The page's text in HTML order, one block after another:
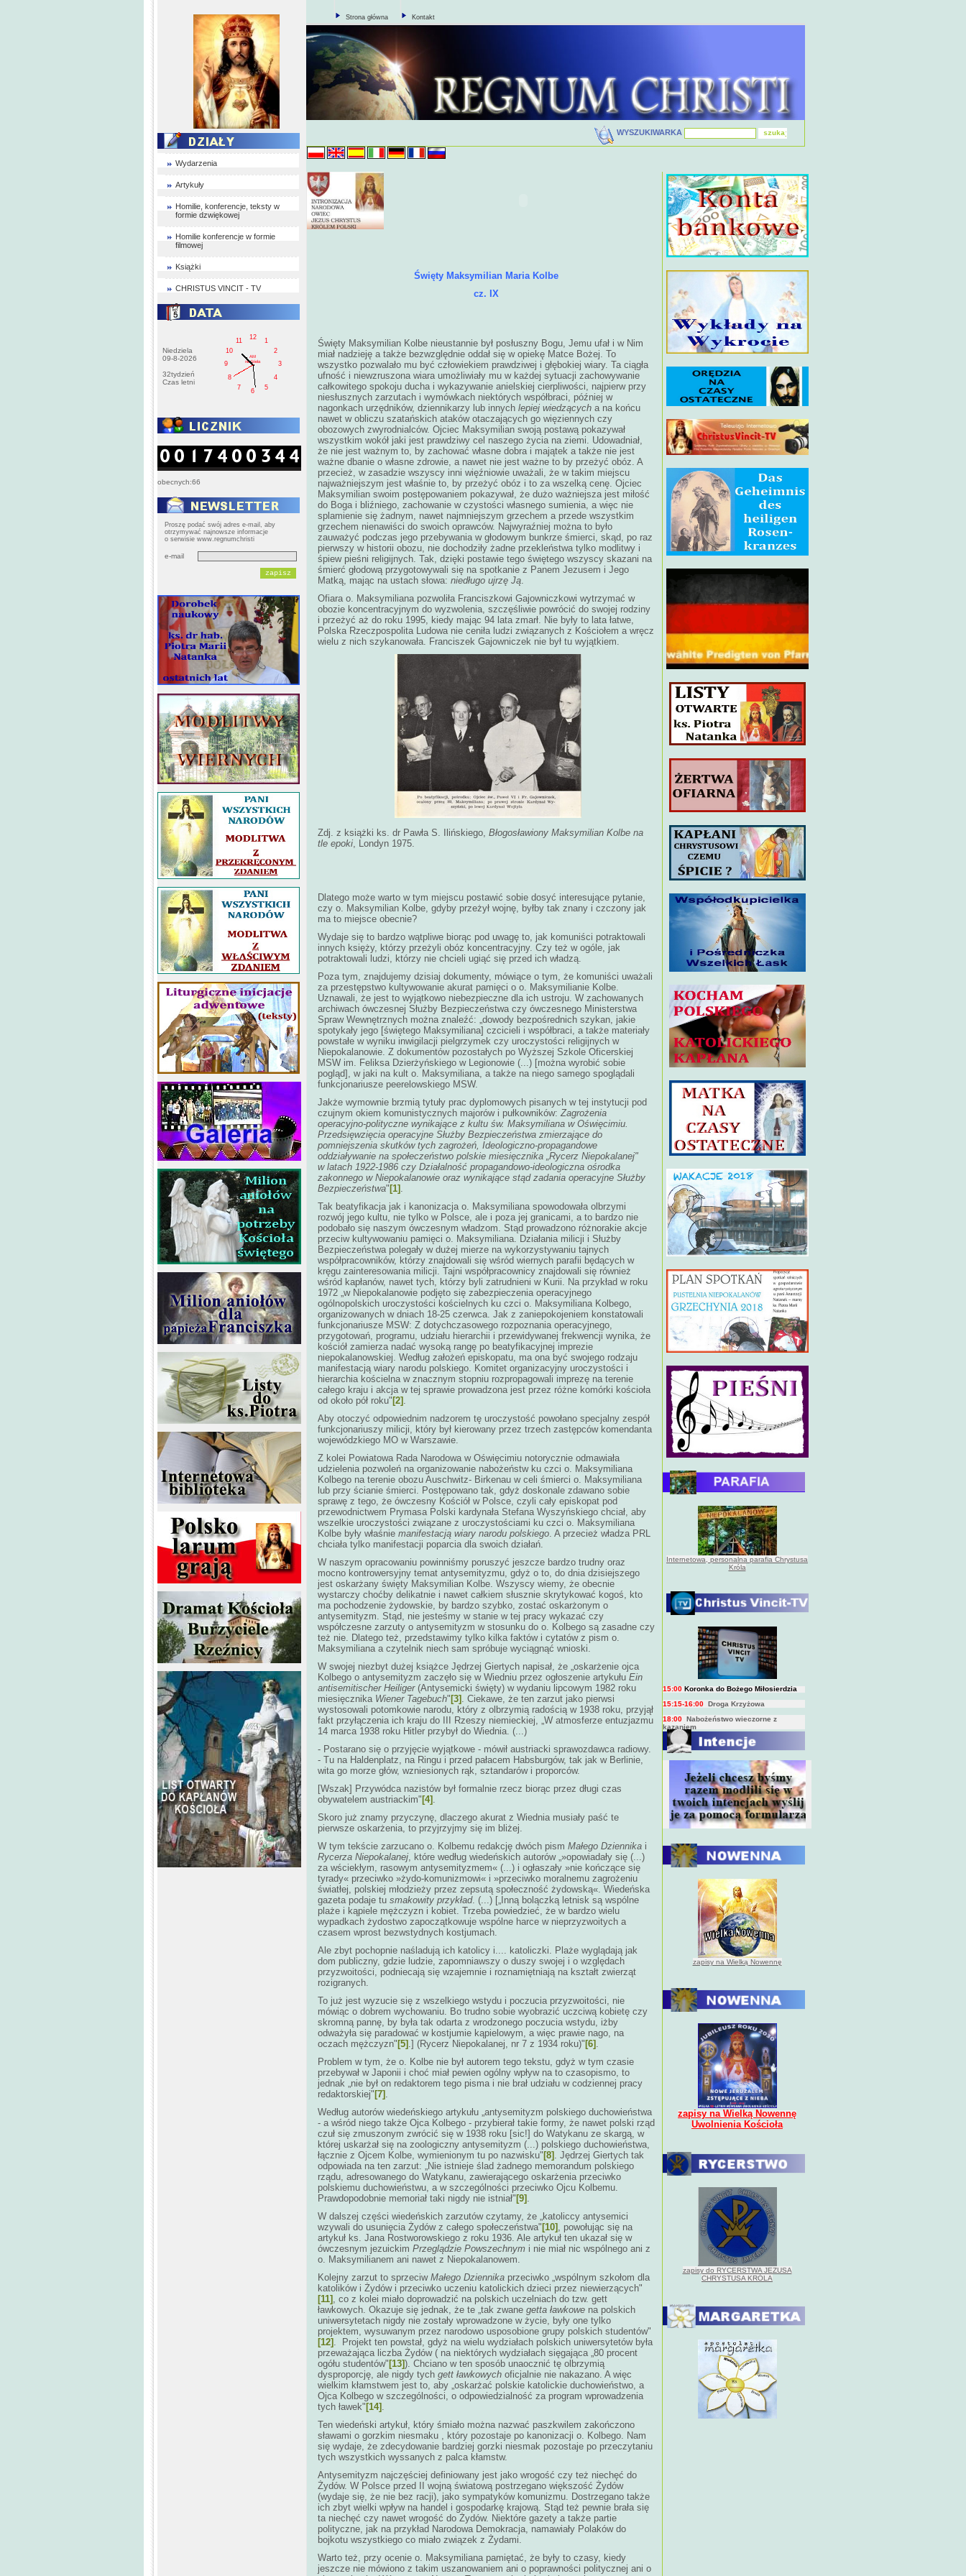
Wydarzenia
Artykuły
Homilie, konferencje, teksty w
formie dzwiękowej
Homilie konferencje w formie
filmowej
Książki
CHRISTUS VINCIT - TV
Niedziela
09-8-2026
32tydzień
Czas letni
1
2
3
4
5
6
7
8
9
10
11
12
AM
niedziela
obecnych:66
Proszę podać swój adres e-mail, aby
otrzymywać najnowsze informacje
o serwisie www.regnumchristi
e-mail
Strona główna Kontakt
WYSZUKIWARKA
Święty Maksymilian Maria Kolbe
cz. IX
Święty Maksymilian Kolbe nieustannie był posłuszny Bogu, Jemu ufał i w Nim
miał nadzieję a także bezwzględnie oddał się w opiekę Matce Bożej. To
wszystko pozwalało mu być człowiekiem prawdziwej i głębokiej wiary. Ta ciągła
ufność i niewzruszona wiara umożliwiały mu w każdej sytuacji zachowywanie
całkowitego spokoju ducha i wykazywanie anielskiej cierpliwości, najpierw przy
niesłusznych zarzutach i wymówkach niektórych współbraci, później w
nagonkach urzędników, dziennikarzy lub innych lepiej wiedzących a na końcu
nawet w obliczu szatańskich ataków otaczających go więziennych czy
obozowych zwyrodnialców. Ojciec Maksymilian swoją postawą pokazywał
wszystkim wokół jaki jest prawdziwy cel naszego życia na ziemi. Udowadniał,
że nie jest ważnym to, by zachować własne dobra i majątek a także nie jest
ważne dbanie o własne zdrowie, a nawet nie jest ważne to by przeżyć obóz. A
przecież, w zasadzie wszyscy inni więźniowie uważali, że w takim miejscu
najważniejszym jest właśnie to, by przeżyć obóz i to za wszelką cenę. Ojciec
Maksymilian swoim postępowaniem pokazywał, że dużo ważniejsza jest miłość
do Boga i bliźniego, zachowanie w czystości własnego sumienia, a więc nie
splamienie się żadnym, nawet najmniejszym grzechem a przede wszystkim
grzechem nienawiści do swoich oprawców. Najwyraźniej można to było
zauważyć podczas jego przebywania w głodowym bunkrze śmierci, skąd, po raz
pierwszy w historii obozu, nie dochodziły żadne przekleństwa tylko modlitwy i
śpiew pieśni religijnych. Tak, dzięki postawie tego świętego wszyscy skazani na
śmierć głodową przygotowywali się na spotkanie z Panem Jezusem i Jego
Matką, mając na ustach słowa: niedługo ujrzę Ją.
Ofiara o. Maksymiliana pozwoliła Franciszkowi Gajowniczkowi wytrzymać w
obozie koncentracyjnym do wyzwolenia, szczęśliwie powrócić do swojej rodziny
i przeżyć aż do roku 1995, kiedy mając 94 lata zmarł. Nie były to lata łatwe,
Polska Rzeczpospolita Ludowa nie ceniła ludzi związanych z Kościołem a wręcz
wielu z nich szykanowała. Franciszek Gajowniczek nie był tu wyjątkiem.
Zdj. z książki ks. dr Pawła S. Ilińskiego, Błogosławiony Maksymilian Kolbe na
tle epoki, Londyn 1975.
Dlatego może warto w tym miejscu postawić sobie dosyć interesujące pytanie,
czy o. Maksymilian Kolbe, gdyby przeżył wojnę, byłby tak znany i czczony jak
ma to miejsce obecnie?
Wydaje się to bardzo wątpliwe biorąc pod uwagę to, jak komuniści potraktowali
innych księży, którzy przeżyli obóz koncentracyjny. Czy też w ogóle, jak
potraktowali ludzi, którzy nie chcieli ugiąć się przed ich władzą.
Poza tym, znajdujemy dzisiaj dokumenty, mówiące o tym, że komuniści uważali
za przestępstwo kultywowanie akurat pamięci o o. Maksymilianie Kolbe.
Uznawali, że jest to wyjątkowo niebezpieczne dla ich ustroju. W zachowanych
archiwach ówczesnej Służby Bezpieczeństwa czy ówczesnego Ministerstwa
Spraw Wewnętrznych można znaleźć: „dowody bezpośrednich szykan, jakie
spotykały jego [świętego Maksymiliana] czcicieli i współbraci, a także materiały
powstałe w wyniku inwigilacji pielgrzymek czy uroczystości religijnych w
Niepokalanowie. Z dokumentów pozostałych po Wyższej Szkole Oficerskiej
MSW im. Feliksa Dzierżyńskiego w Legionowie (...) [można wyrobić sobie
pogląd], w jaki na kult o. Maksymiliana, a także na niego samego spoglądali
funkcjonariusze peerelowskiego MSW.
Jakże wymownie brzmią tytuły prac dyplomowych pisanych w tej instytucji pod
czujnym okiem komunistycznych majorów i pułkowników: Zagrożenia
operacyjno-polityczne wynikające z kultu św. Maksymiliana w Oświęcimiu.
Przedsięwzięcia operacyjne Służby Bezpieczeństwa zmierzające do
pomniejszenia skutków tych zagrożeń, Ideologiczno-propagandowe
oddziaływanie na społeczeństwo polskie miesięcznika „Rycerz Niepokalanej"
w latach 1922-1986 czy Działalność propagandowo-ideologiczna ośrodka
zakonnego w Niepokalanowie oraz wynikające stąd zadania operacyjne Służby
Bezpieczeństwa" [1] .
Tak beatyfikacja jak i kanonizacja o. Maksymiliana spowodowała olbrzymi
rozwój jego kultu, nie tylko w Polsce, ale i poza jej granicami, a to bardzo nie
podobało się naszym ówczesnym władzom. Stąd prowadzono różnorakie akcje
przeciw kultywowaniu pamięci o. Maksymiliana. Działania milicji i Służby
Bezpieczeństwa polegały w dużej mierze na wykorzystywaniu tajnych
współpracowników, którzy znajdowali się wśród wiernych parafii będących w
kręgu zainteresowania milicji. Tajni współpracownicy znajdowali się również
wśród kapłanów, nawet tych, którzy byli zatrudnieni w Kurii. Na przykład w roku
1972 „w Niepokalanowie podjęto się zabezpieczenia operacyjnego
ogólnopolskich uroczystości kościelnych ku czci o. Maksymiliana Kolbego,
organizowanych w dniach 18-25 czerwca. Jak z zaniepokojeniem konstatowali
funkcjonariusze MSW: Z dotychczasowego rozpoznania operacyjnego,
przygotowań, programu, udziału hierarchii i przewidywanej frekwencji wynika, że
kościół zamierza nadać wysoką rangę po beatyfikacyjnej imprezie
niepokalanowskiej. Według założeń episkopatu, ma ona być swojego rodzaju
manifestacją wiary narodu polskiego. Komitet organizacyjny uroczystości i
hierarchia kościelna w znacznym stopniu rozpropagowali imprezę na terenie
całego kraju i akcja w tej sprawie prowadzona jest przez różne komórki kościoła
od około pół roku" [2] .
Aby otoczyć odpowiednim nadzorem tę uroczystość powołano specjalny zespół
funkcjonariuszy milicji, który był kierowany przez trzech zastępców komendanta
wojewódzkiego MO w Warszawie.
Z kolei Powiatowa Rada Narodowa w Oświęcimiu notorycznie odmawiała
udzielenia pozwoleń na organizowanie nabożeństw ku czci o. Maksymiliana
Kolbego na terenie obozu Auschwitz- Birkenau w celi śmierci o. Maksymiliana
lub przy ścianie śmierci. Postępowano tak, gdyż doskonale zdawano sobie
sprawę z tego, że ówczesny Kościół w Polsce, czyli cały episkopat pod
przewodnictwem Prymasa Polski kardynała Stefana Wyszyńskiego chciał, aby
wszelkie uroczystości związane z uroczystościami ku czci o. Maksymiliana
Kolbe były właśnie manifestacją wiary narodu polskiego. A przecież władza PRL
chciała tylko manifestacji poparcia dla swoich działań.
W naszym opracowaniu powinniśmy poruszyć jeszcze bardzo trudny oraz
mocno kontrowersyjny temat antysemityzmu, gdyż o to, do dnia dzisiejszego
jest oskarżany święty Maksymilian Kolbe. Wszyscy wiemy, że obecnie
wystarczy choćby delikatnie i nawet całkiem słusznie skrytykować kogoś, kto
ma pochodzenie żydowskie, by bardzo szybko, zostać oskarżonym o
antysemityzm. Stąd, nie jesteśmy w stanie w tej pracy wykazać czy
współczesne zarzuty o antysemityzm w stosunku do o. Kolbego są zasadne czy
też nie. Dlatego też, przedstawimy tylko kilka faktów i cytatów z pism o.
Maksymiliana a czytelnik niech sam spróbuje wyciągnąć wnioski.
W swojej niezbyt dużej książce Jędrzej Giertych napisał, że „oskarżenie ojca
Kolbego o antysemityzm zaczęło się w Wiedniu przez ogłoszenie artykułu Ein
antisemitischer Heiliger (Antysemicki święty) w wydaniu lipcowym 1982 roku
miesięcznika Wiener Tagebuch" [3] . Ciekawe, że ten zarzut jako pierwsi
wystosowali potomkowie narodu, który z olbrzymią radością w 1938 roku, przyjął
fakt przyłączenia ich kraju do III Rzeszy niemieckiej, „W atmosferze entuzjazmu
14 marca 1938 roku Hitler przybył do Wiednia. (...)
- Postarano się o przyjęcie wyjątkowe - mówił austriacki sprawozdawca radiowy.
- Tu na Haldenplatz, na Ringu i przed pałacem Habsburgów, tak jak w Berlinie,
wita go morze głów, wzniesionych rąk, sztandarów i proporców.
[Wszak] Przywódca nazistów był formalnie rzecz biorąc przez długi czas
obywatelem austriackim" [4] .
Skoro już znamy przyczynę, dlaczego akurat z Wiednia musiały paść te
pierwsze oskarżenia, to przyjrzyjmy się im bliżej.
W tym tekście zarzucano o. Kolbemu redakcję dwóch pism Małego Dziennika i
Rycerza Niepokalanej, które według wiedeńskich autorów „»opowiadały się (...)
za wściekłym, rasowym antysemityzmem« (...) i ogłaszały »nie kończące się
tyrady« przeciwko »żydo-komunizmowi« i »przeciwko moralnemu zagrożeniu
światłej, polskiej młodzieży przez zepsutą społeczność żydowską«. Wiedeńska
gazeta podaje tu smakowity przykład. (...) [„Inną bolączką letnisk są wspólne
plaże i kąpiele mężczyzn i kobiet. Trzeba powiedzieć, że w bardzo wielu
wypadkach żydostwo zapoczątkowuje wspólne harce w nieprzyzwoitych a
czasem wprost bezwstydnych kostjumach.
Ale zbyt pochopnie naśladują ich katolicy i.... katoliczki. Plaże wyglądają jak
dom publiczny, gdzie ludzie, zapomniawszy o duszy swojej i o względach
przyzwoitości, podniecają się wzajemnie i roznamiętniają na kształt zwierząt
rozigranych.
To już jest wyzucie się z wszelkiego wstydu i poczucia przyzwoitości, nie
mówiąc o dobrem wychowaniu. Bo trudno sobie wyobrazić uczciwą kobietę czy
skromną pannę, by była tak odarta z wrodzonego poczucia wstydu, iżby
odważyła się paradować w kostjumie kąpielowym, a więc prawie nago, na
oczach mężczyzn" [5] .] (Rycerz Niepokalanej, nr 7 z 1934 roku)" [6] .
Problem w tym, że o. Kolbe nie był autorem tego tekstu, gdyż w tym czasie
przebywał w Japonii i choć miał pewien ogólny wpływ na to czasopismo, to
jednak „nie był on redaktorem tego pisma i nie brał udziału w codziennej pracy
redaktorskiej" [7] .
Według autorów wiedeńskiego artykułu „antysemityzm polskiego duchowieństwa
- a wśród niego także Ojca Kolbego - przybierał takie formy, że nawet polski rząd
czuł się zmuszonym zwrócić się w 1938 roku [sic!] do Watykanu ze skargą, w
której uskarżał się na zoologiczny antysemityzm (...) polskiego duchowieństwa,
łącznie z Ojcem Kolbe, wymienionym tu po nazwisku" [8] . Jędrzej Giertych tak
odpowiada na ten zarzut: „Nie istnieje ślad żadnego memorandum polskiego
rządu, adresowanego do Watykanu, zawierającego oskarżenia przeciwko
polskiemu duchowieństwu, a w szczególności przeciwko Ojcu Kolbemu.
Prawdopodobnie memoriał taki nigdy nie istniał" [9] .
W dalszej części wiedeńskich zarzutów czytamy, że „katoliccy antysemici
wzywali do usunięcia Żydów z całego społeczeństwa" [10] , powołując się na
artykuł ks. Jana Rostworowskiego z roku 1936. Ale artykuł ten ukazał się w
ówczesnym jezuickim Przeglądzie Powszechnym i nie miał nic wspólnego ani z
o. Maksymilianem ani nawet z Niepokalanowem.
Kolejny zarzut to sprzeciw Małego Dziennika przeciwko „wspólnym szkołom dla
katolików i Żydów i przeciwko uczeniu katolickich dzieci przez niewierzących"
[11] , co z kolei miało doprowadzić na polskich uczelniach do tzw. gett
ławkowych. Okazuje się jednak, że te „tak zwane getta ławkowe na polskich
uniwersytetach nigdy nie zostały wprowadzone w życie, były one tylko
projektem, wysuwanym przez narodowo usposobione grupy polskich studentów"
[12] . Projekt ten powstał, gdyż na wielu wydziałach polskich uniwersytetów była
przeważająca liczba Żydów ( na niektórych wydziałach sięgająca „80 procent
ogółu studentów" [13]). Chciano w ten sposób unaocznić tę olbrzymią
dysproporcję, ale nigdy tych gett ławkowych oficjalnie nie nakazano. A więc
wielkim kłamstwem jest to, aby „oskarżać polskie katolickie duchowieństwo, a
Ojca Kolbego w szczególności, o odpowiedzialność za program wprowadzenia
tych ławek" [14] .
Ten wiedeński artykuł, który śmiało można nazwać paszkwilem zakończono
sławami o gorzkim niesmaku , który pozostaje po kanonizacji o. Kolbego. Nam
się wydaje, że zdecydowanie bardziej gorzki niesmak pozostaje po przeczytaniu
tych wszystkich wyssanych z palca kłamstw.
Antysemityzm najczęściej definiowany jest jako wrogość czy też niechęć do
Żydów. W Polsce przed II wojną światową postrzegano większość Żydów
(wydaje się, że nie bez racji), jako sympatyków komunizmu. Dostrzegano także
ich zbyt wielki wpływ na handel i gospodarkę krajową. Stąd też pewnie brała się
ta niechęć czy nawet wrogość do Żydów. Niektóre gazety a także partie
polityczne, jak na przykład Narodowa Demokracja, namawiały Polaków do
bojkotu wszystkiego co miało związek z Żydami.
Warto też, przy ocenie o. Maksymiliana pamiętać, że były to czasy, kiedy
jeszcze nie mówiono z takim uszanowaniem ani o poprawności politycznej ani o
Internetowa, personalna parafia Chrystusa
Króla
BIEŻĄCY PROGRAM TRANSMISJI
BEZPOŚREDNICH
(na żywo)
Msza święta
Koronka do Bożego Miłosierdzia
15:15-16:00 Droga Krzyżowa
kazaniem
10:00
Niedzielna Msza święta w miarę
możliwości ks. Piotra
zapisy na Wielką Nowennę
zapisy na Wielką Nowennę
Uwolnienia Kościoła
zapisy do RYCERSTWA JEZUSA
CHRYSTUSA KRÓLA